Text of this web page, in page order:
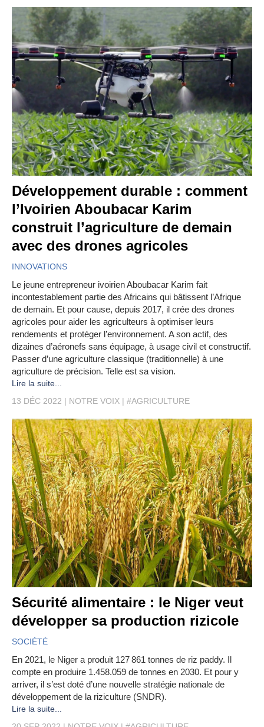
Développement durable : comment
l’Ivoirien Aboubacar Karim
construit l’agriculture de demain
avec des drones agricoles
INNOVATIONS
Le jeune entrepreneur ivoirien Aboubacar Karim fait
incontestablement partie des Africains qui bâtissent l’Afrique
de demain. Et pour cause, depuis 2017, il crée des drones
agricoles pour aider les agriculteurs à optimiser leurs
rendements et protéger l’environnement. A son actif, des
dizaines d’aéronefs sans équipage, à usage civil et constructif.
Passer d’une agriculture classique (traditionnelle) à une
agriculture de précision. Telle est sa vision.
Lire la suite...
13 DÉC 2022
NOTRE VOIX #AGRICULTURE
Sécurité alimentaire : le Niger veut
développer sa production rizicole
SOCIÉTÉ
En 2021, le Niger a produit 127 861 tonnes de riz paddy. Il
compte en produire 1.458.059 de tonnes en 2030. Et pour y
arriver, il s’est doté d’une nouvelle stratégie nationale de
développement de la riziculture (SNDR).
Lire la suite...